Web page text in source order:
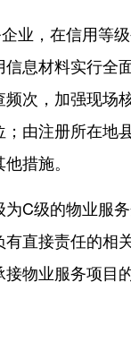
，在信用等级
息材料实行全
次，加强现场
由注册所在地
措施。
级的物业服务
直接责任的相
物业服务项目